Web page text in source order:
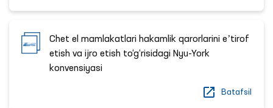
Chet el mamlakatlari hakamlik qarorlarini eʼtirof
etish va ijro etish to‘g‘risidagi Nyu-York
konvensiyasi
Batafsil